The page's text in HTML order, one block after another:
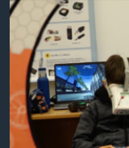
ទំព័រ​
តែ​
និង​
ចូល​
ហេឡូវីអូអេ
កម្ពុជាច្នៃប្រតិដ្ឋ
ព្រឹត្តិការណ៍ព័ត៌មាន
ទូរទស្សន៍ / វីដេអូ​
វិទ្យុ / ផតខាសថ៍
No